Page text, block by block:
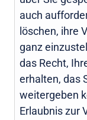
auch
löschen, ihre
ganz
das Recht,
erhalten, das
weitergeben
Erlaubnis zur